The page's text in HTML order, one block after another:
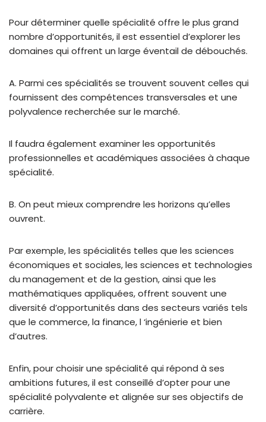
Pour déterminer quelle spécialité offre le plus grand
nombre d’opportunités, il est essentiel d’explorer les
domaines qui offrent un large éventail de débouchés.
A. Parmi ces spécialités se trouvent souvent celles qui
fournissent des compétences transversales et une
polyvalence recherchée sur le marché.
Il faudra également examiner les opportunités
professionnelles et académiques associées à chaque
spécialité.
B. On peut mieux comprendre les horizons qu’elles
ouvrent.
Par exemple, les spécialités telles que les sciences
économiques et sociales, les sciences et technologies
du management et de la gestion, ainsi que les
mathématiques appliquées, offrent souvent une
diversité d’opportunités dans des secteurs variés tels
que le commerce, la finance, l ‘ingénierie et bien
d’autres.
Enfin, pour choisir une spécialité qui répond à ses
ambitions futures, il est conseillé d’opter pour une
spécialité polyvalente et alignée sur ses objectifs de
carrière.